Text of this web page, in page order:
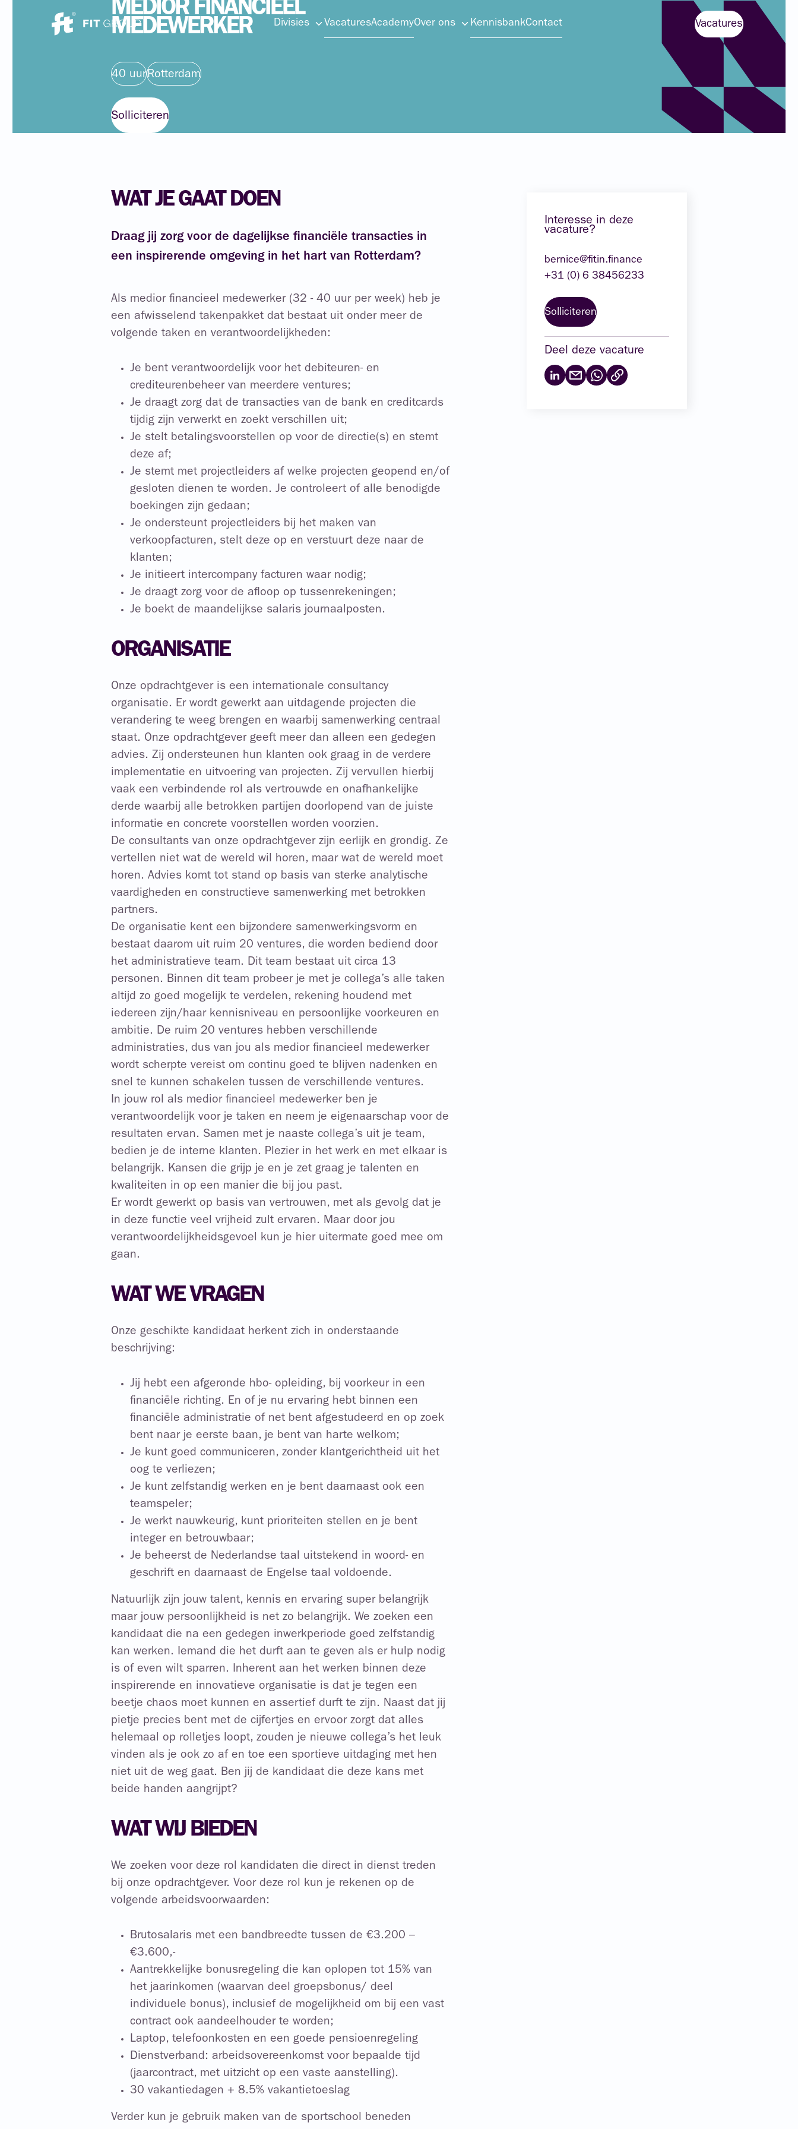
Divisies VacaturesAcademyOver ons KennisbankContact Vacatures
MEDIOR FINANCIEEL
MEDEWERKER
40 uurRotterdam
Solliciteren
WAT JE GAAT DOEN
Draag jij zorg voor de dagelijkse financiële transacties in
een inspirerende omgeving in het hart van Rotterdam?
Als medior financieel medewerker (32 - 40 uur per week) heb je
een afwisselend takenpakket dat bestaat uit onder meer de
volgende taken en verantwoordelijkheden:
Je bent verantwoordelijk voor het debiteuren- en
crediteurenbeheer van meerdere ventures;
Je draagt zorg dat de transacties van de bank en creditcards
tijdig zijn verwerkt en zoekt verschillen uit;
Je stelt betalingsvoorstellen op voor de directie(s) en stemt
deze af;
Je stemt met projectleiders af welke projecten geopend en/of
gesloten dienen te worden. Je controleert of alle benodigde
boekingen zijn gedaan;
Je ondersteunt projectleiders bij het maken van
verkoopfacturen, stelt deze op en verstuurt deze naar de
klanten;
Je initieert intercompany facturen waar nodig;
Je draagt zorg voor de afloop op tussenrekeningen;
Je boekt de maandelijkse salaris journaalposten.
ORGANISATIE
Onze opdrachtgever is een internationale consultancy
organisatie. Er wordt gewerkt aan uitdagende projecten die
verandering te weeg brengen en waarbij samenwerking centraal
staat. Onze opdrachtgever geeft meer dan alleen een gedegen
advies. Zij ondersteunen hun klanten ook graag in de verdere
implementatie en uitvoering van projecten. Zij vervullen hierbij
vaak een verbindende rol als vertrouwde en onafhankelijke
derde waarbij alle betrokken partijen doorlopend van de juiste
informatie en concrete voorstellen worden voorzien.
De consultants van onze opdrachtgever zijn eerlijk en grondig. Ze
vertellen niet wat de wereld wil horen, maar wat de wereld moet
horen. Advies komt tot stand op basis van sterke analytische
vaardigheden en constructieve samenwerking met betrokken
partners.
De organisatie kent een bijzondere samenwerkingsvorm en
bestaat daarom uit ruim 20 ventures, die worden bediend door
het administratieve team. Dit team bestaat uit circa 13
personen. Binnen dit team probeer je met je collega’s alle taken
altijd zo goed mogelijk te verdelen, rekening houdend met
iedereen zijn/haar kennisniveau en persoonlijke voorkeuren en
ambitie. De ruim 20 ventures hebben verschillende
administraties, dus van jou als medior financieel medewerker
wordt scherpte vereist om continu goed te blijven nadenken en
snel te kunnen schakelen tussen de verschillende ventures.
In jouw rol als medior financieel medewerker ben je
verantwoordelijk voor je taken en neem je eigenaarschap voor de
resultaten ervan. Samen met je naaste collega’s uit je team,
bedien je de interne klanten. Plezier in het werk en met elkaar is
belangrijk. Kansen die grijp je en je zet graag je talenten en
kwaliteiten in op een manier die bij jou past.
Er wordt gewerkt op basis van vertrouwen, met als gevolg dat je
in deze functie veel vrijheid zult ervaren. Maar door jou
verantwoordelijkheidsgevoel kun je hier uitermate goed mee om
gaan.
WAT WE VRAGEN
Onze geschikte kandidaat herkent zich in onderstaande
beschrijving:
Jij hebt een afgeronde hbo- opleiding, bij voorkeur in een
financiële richting. En of je nu ervaring hebt binnen een
financiële administratie of net bent afgestudeerd en op zoek
bent naar je eerste baan, je bent van harte welkom;
Je kunt goed communiceren, zonder klantgerichtheid uit het
oog te verliezen;
Je kunt zelfstandig werken en je bent daarnaast ook een
teamspeler;
Je werkt nauwkeurig, kunt prioriteiten stellen en je bent
integer en betrouwbaar;
Je beheerst de Nederlandse taal uitstekend in woord- en
geschrift en daarnaast de Engelse taal voldoende.
Natuurlijk zijn jouw talent, kennis en ervaring super belangrijk
maar jouw persoonlijkheid is net zo belangrijk. We zoeken een
kandidaat die na een gedegen inwerkperiode goed zelfstandig
kan werken. Iemand die het durft aan te geven als er hulp nodig
is of even wilt sparren. Inherent aan het werken binnen deze
inspirerende en innovatieve organisatie is dat je tegen een
beetje chaos moet kunnen en assertief durft te zijn. Naast dat jij
pietje precies bent met de cijfertjes en ervoor zorgt dat alles
helemaal op rolletjes loopt, zouden je nieuwe collega’s het leuk
vinden als je ook zo af en toe een sportieve uitdaging met hen
niet uit de weg gaat. Ben jij de kandidaat die deze kans met
beide handen aangrijpt?
WAT WIJ BIEDEN
We zoeken voor deze rol kandidaten die direct in dienst treden
bij onze opdrachtgever. Voor deze rol kun je rekenen op de
volgende arbeidsvoorwaarden:
Brutosalaris met een bandbreedte tussen de €3.200 –
€3.600,-
Aantrekkelijke bonusregeling die kan oplopen tot 15% van
het jaarinkomen (waarvan deel groepsbonus/ deel
individuele bonus), inclusief de mogelijkheid om bij een vast
contract ook aandeelhouder te worden;
Laptop, telefoonkosten en een goede pensioenregeling
Dienstverband: arbeidsovereenkomst voor bepaalde tijd
(jaarcontract, met uitzicht op een vaste aanstelling).
30 vakantiedagen + 8.5% vakantietoeslag
Verder kun je gebruik maken van de sportschool beneden
Interesse in deze
vacature?
bernice@fitin.finance
+31 (0) 6 38456233
Solliciteren
Deel deze vacature